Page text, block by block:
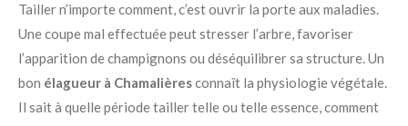
Tailler n’importe comment, c’est ouvrir la porte aux maladies.
Une coupe mal effectuée peut stresser l’arbre, favoriser
l’apparition de champignons ou déséquilibrer sa structure. Un
bon élagueur à Chamalièresconnaît la physiologie végétale.
Il sait à quelle période tailler telle ou telle essence, comment